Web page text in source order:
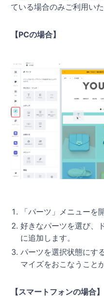
ている場合のみご利用いた
【PCの場合】
「パーツ」メニューを
好きなパーツを選び、
に追加します。
パーツを選択状態にす
マイズをおこなうこと
【スマートフォンの場合】